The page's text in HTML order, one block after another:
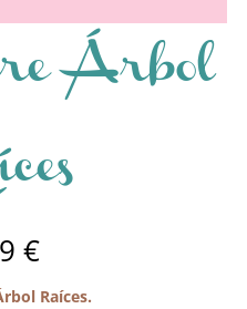
Árbol
€
Raíces.